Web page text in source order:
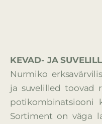
KEVAD- JA
Nurmiko
ja suvelilled toovad
potikombinatsiooni
Sortiment on väga